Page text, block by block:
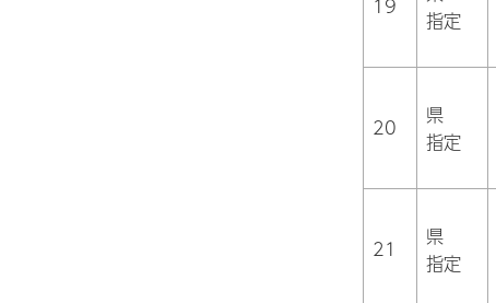
19
指定
20
県
指定
21
県
指定